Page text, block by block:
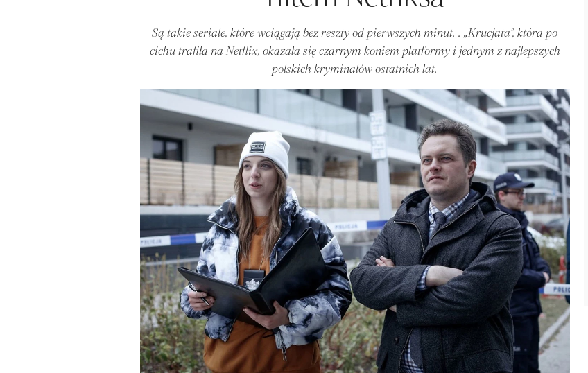
Są takie seriale, które wciągają bez reszty od pierwszych minut. . „Krucjata”, która po
cichu trafiła na Netflix, okazała się czarnym koniem platformy i jednym z najlepszych
polskich kryminałów ostatnich lat.